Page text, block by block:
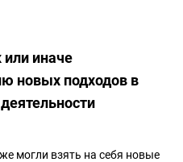
иначе
новых подходов в
могли взять на себя новые